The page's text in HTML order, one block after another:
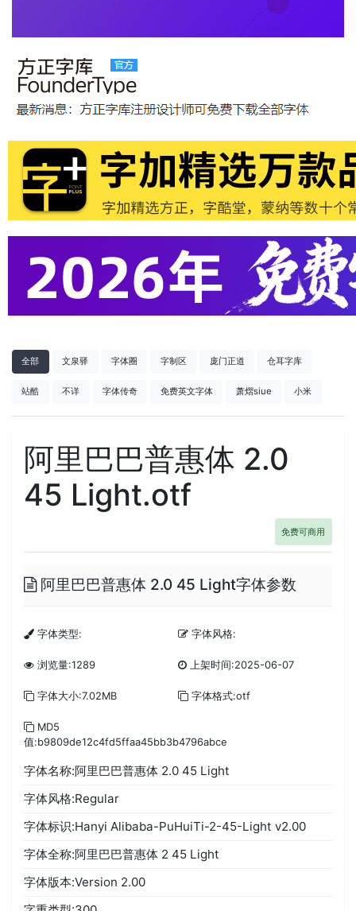
全部 文泉驿 字体圈 字制区 庞门正道 仓耳字库
站酷 不详 字体传奇 免费英文字体 萧熠siue 小米
阿里巴巴普惠体 2.0
45 Light.otf
免费可商用
阿里巴巴普惠体 2.0 45 Light字体参数
字体类型: 字体风格:
浏览量:1289 上架时间:2025-06-07
字体大小:7.02MB 字体格式:otf
MD5
值:b9809de12c4fd5ffaa45bb3b4796abce
字体名称:阿里巴巴普惠体 2.0 45 Light
字体风格:Regular
字体标识:Hanyi Alibaba-PuHuiTi-2-45-Light v2.00
字体全称:阿里巴巴普惠体 2 45 Light
字体版本:Version 2.00